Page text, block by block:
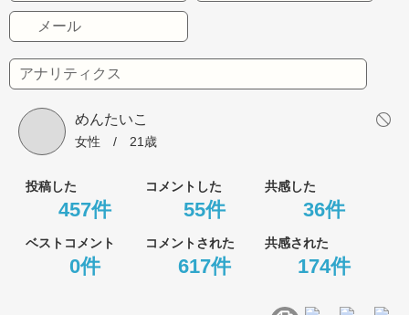
メール
アナリティクス
めんたいこ
女性 / 21歳
投稿した コメントした 共感した
457件 55件 36件
ベストコメント コメントされた 共感された
0件 617件 174件